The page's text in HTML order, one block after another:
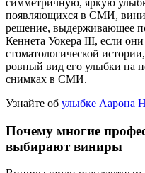
появляющихся в СМИ,
решение, выдерживающее
Кеннета Уокера III, если
стоматологической
ровный вид его улыбки на
снимках в СМИ.
Узнайте об улыбке Аарона
Почему многие
выбирают виниры